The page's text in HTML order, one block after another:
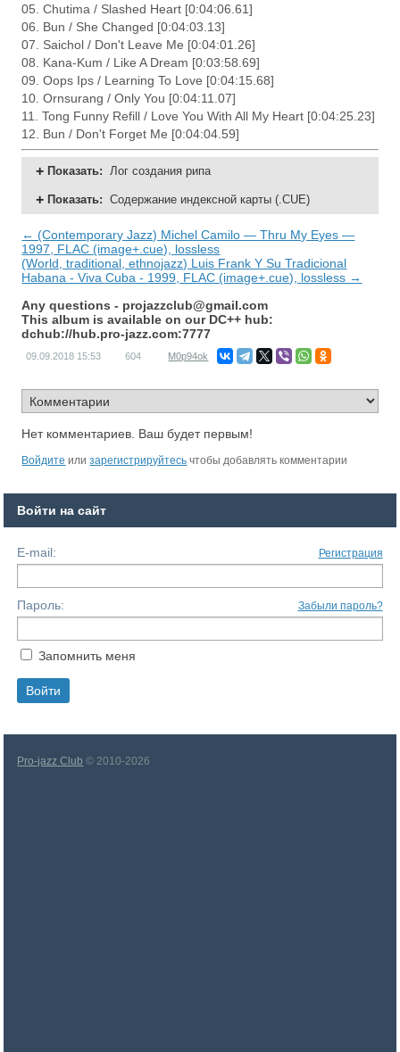
05. Chutima / Slashed Heart [0:04:06.61]
06. Bun / She Changed [0:04:03.13]
07. Saichol / Don't Leave Me [0:04:01.26]
08. Kana-Kum / Like A Dream [0:03:58.69]
09. Oops Ips / Learning To Love [0:04:15.68]
10. Ornsurang / Only You [0:04:11.07]
11. Tong Funny Refill / Love You With All My Heart [0:04:25.23]
12. Bun / Don't Forget Me [0:04:04.59]
Показать: Лог создания рипа
Показать: Содержание индексной карты (.CUE)
← (Contemporary Jazz) Michel Camilo — Thru My Eyes —
1997, FLAC (image+.cue), lossless
(World, traditional, ethnojazz) Luis Frank Y Su Tradicional
Habana - Viva Cuba - 1999, FLAC (image+.cue), lossless →
Any questions - projazzclub@gmail.com
This album is available on our DC++ hub:
dchub://hub.pro-jazz.com:7777
09.09.2018 15:53 604 M0p94ok
Нет комментариев. Ваш будет первым!
Войдите илизарегистрируйтесь чтобы добавлять комментарии
Войти на сайт
E-mail: Регистрация
Пароль: Забыли пароль?
Запомнить меня
Pro-jazz Club © 2010-2026